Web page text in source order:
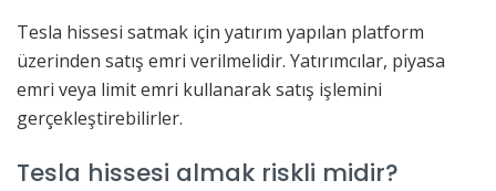
Tesla hissesi satmak için yatırım yapılan platform
üzerinden satış emri verilmelidir. Yatırımcılar, piyasa
emri veya limit emri kullanarak satış işlemini
gerçekleştirebilirler.
Tesla hissesi almak riskli midir?